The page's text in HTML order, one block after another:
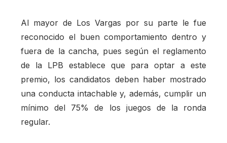
Al mayor de Los Vargas por su parte le fue
reconocido el buen comportamiento dentro y
fuera de la cancha, pues según el reglamento
de la LPB establece que para optar a este
premio, los candidatos deben haber mostrado
una conducta intachable y, además, cumplir un
mínimo del 75% de los juegos de la ronda
regular.